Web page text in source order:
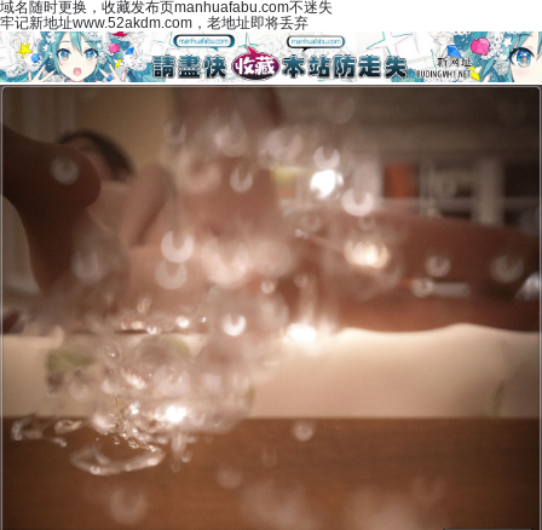
域名随时更换，收藏发布页manhuafabu.com不迷失
牢记新地址www.52akdm.com，老地址即将丢弃